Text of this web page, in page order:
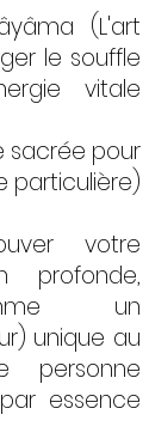
(L'art
le souffle
vitale
sacrée pour
particulière)
votre
profonde,
un
unique au
personne
essence